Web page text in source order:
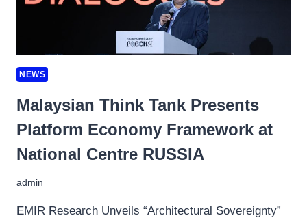
NEWS
Malaysian Think Tank Presents
Platform Economy Framework at
National Centre RUSSIA
admin
EMIR Research Unveils “Architectural Sovereignty”